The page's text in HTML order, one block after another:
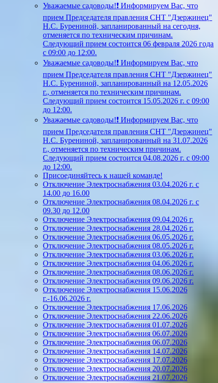
Уважаемые садоводы!❗ Информируем Вас, что
прием Председателя правления СНТ "Дзержинец"
Н.С. Бурениной, запланированный на сегодня,
отменяется по техническим причинам.
Следующий прием состоится 06 февраля 2026 года
с 09:00 до 12:00.
Уважаемые садоводы!❗ Информируем Вас, что
прием Председателя правления СНТ "Дзержинец"
Н.С. Бурениной, запланированный на 12.05.2026
г., отменяется по техническим причинам.
Следующий прием состоится 15.05.2026 г. с 09:00
до 12:00.
Уважаемые садоводы!❗ Информируем Вас, что
прием Председателя правления СНТ "Дзержинец"
Н.С. Бурениной, запланированный на 31.07.2026
г., отменяется по техническим причинам.
Следующий прием состоится 04.08.2026 г. с 09:00
до 12:00.
Присоединяйтесь к нашей команде!
Отключение Электроснабжения 03.04.2026 г. с
14.00 до 16.00
Отключение Электроснабжения 08.04.2026 г. с
09.30 до 12.00
Отключение Электроснабжения 09.04.2026 г.
Отключение Электроснабжения 28.04.2026 г.
Отключение Электроснабжения 06.05.2026 г.
Отключение Электроснабжения 08.05.2026 г.
Отключение Электроснабжения 03.06.2026 г.
Отключение Электроснабжения 04.06.2026 г.
Отключение Электроснабжения 08.06.2026 г.
Отключение Электроснабжения 09.06.2026 г.
Отключение Электроснабжения 15.06.2026
г.-16.06.2026 г.
Отключение Электроснабжения 17.06.2026
Отключение Электроснабжения 22.06.2026
Отключение Электроснабжения 01.07.2026
Отключение Электроснабжения 06.07.2026
Отключение Электроснабжения 06.07.2026
Отключение Электроснабжения 14.07.2026
Отключение Электроснабжения 17.07.2026
Отключение Электроснабжения 20.07.2026
Отключение Электроснабжения 21.07.2026